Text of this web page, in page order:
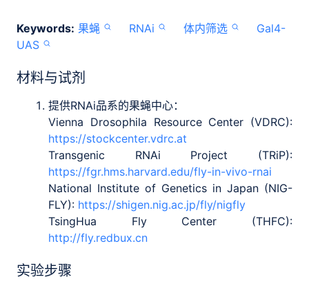
Keywords: 果蝇 RNAi 体内筛选
Gal4-
UAS
材料与试剂
提供RNAi品系的果蝇中心：
Vienna Drosophila Resource Center (VDRC):
https://stockcenter.vdrc.at
Transgenic RNAi Project (TRiP):
https://fgr.hms.harvard.edu/fly-in-vivo-rnai
National Institute of Genetics in Japan (NIG-
FLY): https://shigen.nig.ac.jp/fly/nigfly
TsingHua Fly Center (THFC):
http://fly.redbux.cn
实验步骤